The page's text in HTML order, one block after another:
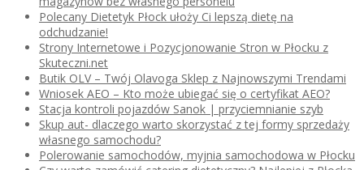
Polecany Dietetyk Płock ułoży Ci lepszą dietę na
odchudzanie!
Strony Internetowe i Pozycjonowanie Stron w Płocku z
Skuteczni.net
Butik OLV – Twój Olavoga Sklep z Najnowszymi Trendami
Wniosek AEO – Kto może ubiegać się o certyfikat AEO?
Stacja kontroli pojazdów Sanok | przyciemnianie szyb
Skup aut- dlaczego warto skorzystać z tej formy sprzedaży
własnego samochodu?
Polerowanie samochodów, myjnia samochodowa w Płocku